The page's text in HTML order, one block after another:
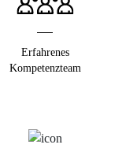
Erfahrenes
Kompetenzteam